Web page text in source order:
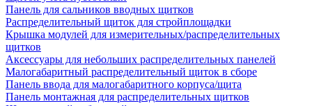
Панель для сальников вводных щитков
Распределительный щиток для стройплощадки
Крышка модулей для измерительных/распределительных
щитков
Аксессуары для небольших распределительных панелей
Малогабаритный распределительный щиток в сборе
Панель ввода для малогабаритного корпуса/щита
Панель монтажная для распределительных щитков